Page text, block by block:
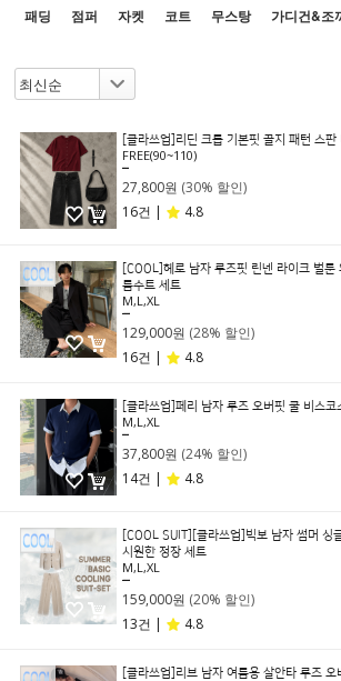
패딩 점퍼 자켓 코트 무스탕 가디건&조
[클라쓰업]리딘 크롭 기본핏 골지 패턴 스
FREE(90~110)
27,800원 (30% 할인)
16건 |
4.8
[COOL]헤로 남자 루즈핏 린넨 라이크 벌룬
름수트 세트
M,L,XL
129,000원 (28% 할인)
16건 |
4.8
[클라쓰업]페리 남자 루즈 오버핏 쿨 비스
M,L,XL
37,800원 (24% 할인)
14건 |
4.8
[COOL SUIT][클라쓰업]빅보 남자 썸머 싱
시원한 정장 세트
M,L,XL
159,000원 (20% 할인)
13건 |
4.8
[클라쓰업]리브 남자 여름용 살안타 루즈 오